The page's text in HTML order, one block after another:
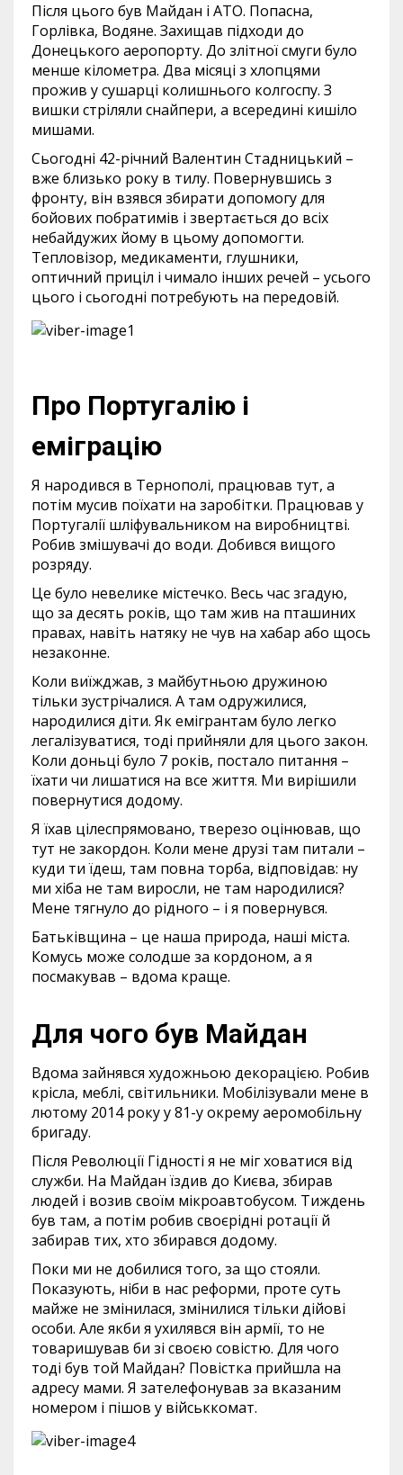
Після цього був Майдан і АТО. Попасна,
Горлівка, Водяне. Захищав підходи до
Донецького аеропорту. До злітної смуги було
менше кілометра. Два місяці з хлопцями
прожив у сушарці колишнього колгоспу. З
вишки стріляли снайпери, а всередині кишіло
мишами.
Сьогодні 42-річний Валентин Стадницький –
вже близько року в тилу. Повернувшись з
фронту, він взявся збирати допомогу для
бойових побратимів і звертається до всіх
небайдужих йому в цьому допомогти.
Тепловізор, медикаменти, глушники,
оптичний приціл і чимало інших речей – усього
цього і сьогодні потребують на передовій.
Про Португалію і
еміграцію
Я народився в Тернополі, працював тут, а
потім мусив поїхати на заробітки. Працював у
Португалії шліфувальником на виробництві.
Робив змішувачі до води. Добився вищого
розряду.
Це було невелике містечко. Весь час згадую,
що за десять років, що там жив на пташиних
правах, навіть натяку не чув на хабар або щось
незаконне.
Коли виїжджав, з майбутньою дружиною
тільки зустрічалися. А там одружилися,
народилися діти. Як емігрантам було легко
легалізуватися, тоді прийняли для цього закон.
Коли доньці було 7 років, постало питання –
їхати чи лишатися на все життя. Ми вирішили
повернутися додому.
Я їхав цілеспрямовано, тверезо оцінював, що
тут не закордон. Коли мене друзі там питали –
куди ти їдеш, там повна торба, відповідав: ну
ми хіба не там виросли, не там народилися?
Мене тягнуло до рідного – і я повернувся.
Батьківщина – це наша природа, наші міста.
Комусь може солодше за кордоном, а я
посмакував – вдома краще.
Для чого був Майдан
Вдома зайнявся художньою декорацією. Робив
крісла, меблі, світильники. Мобілізували мене в
лютому 2014 року у 81-у окрему аеромобільну
бригаду.
Після Революції Гідності я не міг ховатися від
служби. На Майдан їздив до Києва, збирав
людей і возив своїм мікроавтобусом. Тиждень
був там, а потім робив своєрідні ротації й
забирав тих, хто збирався додому.
Поки ми не добилися того, за що стояли.
Показують, ніби в нас реформи, проте суть
майже не змінилася, змінилися тільки дійові
особи. Але якби я ухилявся він армії, то не
товаришував би зі своєю совістю. Для чого
тоді був той Майдан? Повістка прийшла на
адресу мами. Я зателефонував за вказаним
номером і пішов у військкомат.